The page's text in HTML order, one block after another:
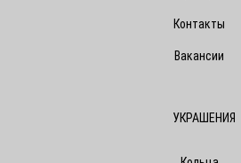
Контакты
Вакансии
УКРАШЕНИЯ